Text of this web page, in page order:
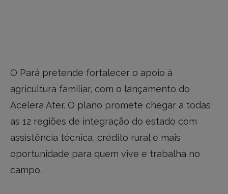
O Pará pretende fortalecer o apoio à
agricultura familiar, com o lançamento do
Acelera Ater. O plano promete chegar a todas
as 12 regiões de integração do estado com
assistência técnica, crédito rural e mais
oportunidade para quem vive e trabalha no
campo.